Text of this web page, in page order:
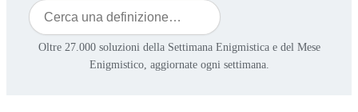
Cerca
Oltre 27.000 soluzioni della Settimana Enigmistica e del Mese
Enigmistico, aggiornate ogni settimana.